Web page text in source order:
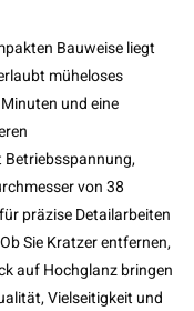
Bauweise liegt
müheloses
und eine
von 38
präzise Detailarbeiten
Sie Kratzer entfernen,
auf Hochglanz bringen
Vielseitigkeit und